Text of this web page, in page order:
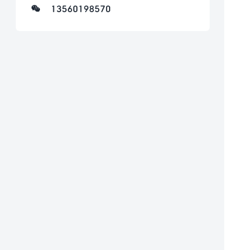
13560198570